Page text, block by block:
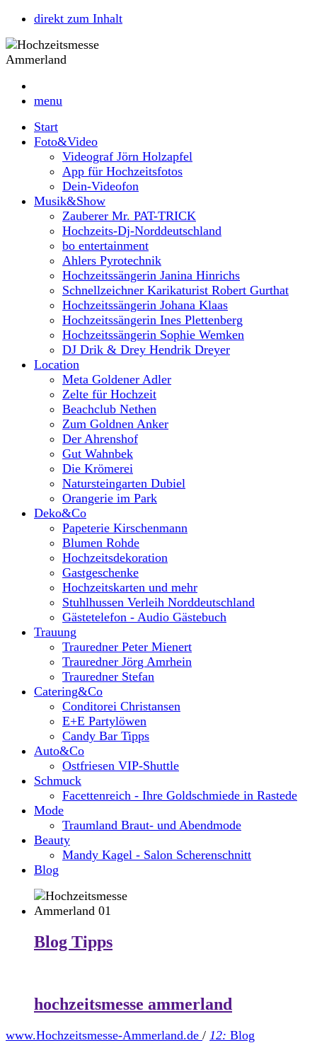
direkt zum Inhalt
menu
Start
Foto&Video
Videograf Jörn Holzapfel
App für Hochzeitsfotos
Dein-Videofon
Musik&Show
Zauberer Mr. PAT-TRICK
Hochzeits-Dj-Norddeutschland
bo entertainment
Ahlers Pyrotechnik
Hochzeitssängerin Janina Hinrichs
Schnellzeichner Karikaturist Robert Gurthat
Hochzeitssängerin Johana Klaas
Hochzeitssängerin Ines Plettenberg
Hochzeitssängerin Sophie Wemken
DJ Drik & Drey Hendrik Dreyer
Location
Meta Goldener Adler
Zelte für Hochzeit
Beachclub Nethen
Zum Goldnen Anker
Der Ahrenshof
Gut Wahnbek
Die Krömerei
Natursteingarten Dubiel
Orangerie im Park
Deko&Co
Papeterie Kirschenmann
Blumen Rohde
Hochzeitsdekoration
Gastgeschenke
Hochzeitskarten und mehr
Stuhlhussen Verleih Norddeutschland
Gästetelefon - Audio Gästebuch
Trauung
Trauredner Peter Mienert
Trauredner Jörg Amrhein
Trauredner Stefan
Catering&Co
Conditorei Christansen
E+E Partylöwen
Candy Bar Tipps
Auto&Co
Ostfriesen VIP-Shuttle
Schmuck
Facettenreich - Ihre Goldschmiede in Rastede
Mode
Traumland Braut- und Abendmode
Beauty
Mandy Kagel - Salon Scherenschnitt
Blog
Blog Tipps
hochzeitsmesse ammerland
www.Hochzeitsmesse-Ammerland.de / 12: Blog